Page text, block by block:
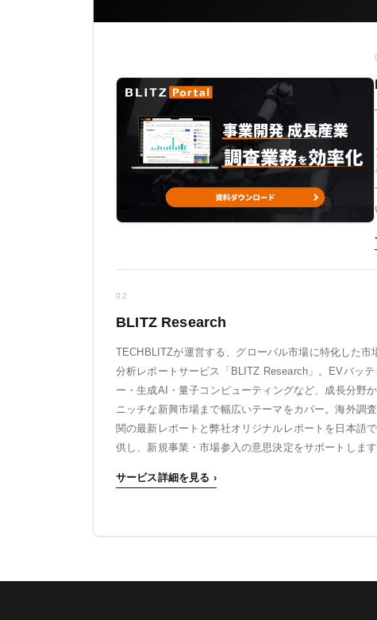
02
BLITZ Research
TECHBLITZが運営する、グローバル市場に特化した市
分析レポートサービス「BLITZ Research」。EVバッテ
ー・生成AI・量子コンピューティングなど、成長分野
ニッチな新興市場まで幅広いテーマをカバー。海外調
関の最新レポートと弊社オリジナルレポートを日本語
供し、新規事業・市場参入の意思決定をサポートします
サービス詳細を見る ›